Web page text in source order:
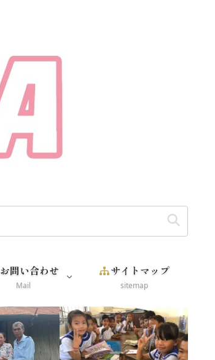
お問い合わせ
Mail
サイトマップ
sitemap